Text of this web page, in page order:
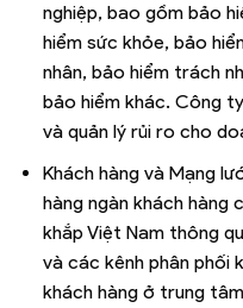
nghiệp, bao gồm bảo
hiểm sức khỏe, bảo
nhân, bảo hiểm trách
bảo hiểm khác. Công
và quản lý rủi ro cho
Khách hàng và Mạng
hàng ngàn khách hàng
khắp Việt Nam thông
và các kênh phân phối
khách hàng ở trung